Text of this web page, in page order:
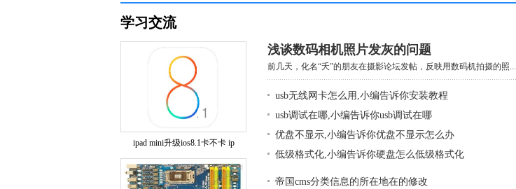
学习交流
ipad mini升级ios8.1卡不卡 ip
浅谈数码相机照片发灰的问题
前几天，化名“夭”的朋友在摄影论坛发帖，反映用数码机拍摄的照...
usb无线网卡怎么用,小编告诉你安装教程
usb调试在哪,小编告诉你usb调试在哪
优盘不显示,小编告诉你优盘不显示怎么办
低级格式化,小编告诉你硬盘怎么低级格式化
帝国cms分类信息的所在地在的修改